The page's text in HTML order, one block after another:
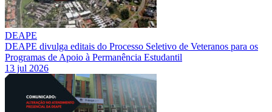
DEAPE
DEAPE divulga editais do Processo Seletivo de Veteranos para os
Programas de Apoio à Permanência Estudantil
13 jul 2026